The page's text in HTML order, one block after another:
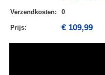
Verzendkosten: 0
Prijs: € 109,99